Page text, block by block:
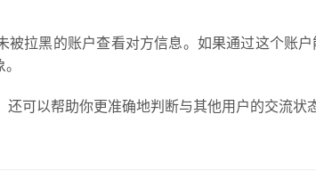
被拉黑的账户查看对方信息。如果通过这个账
可以帮助你更准确地判断与其他用户的交流状